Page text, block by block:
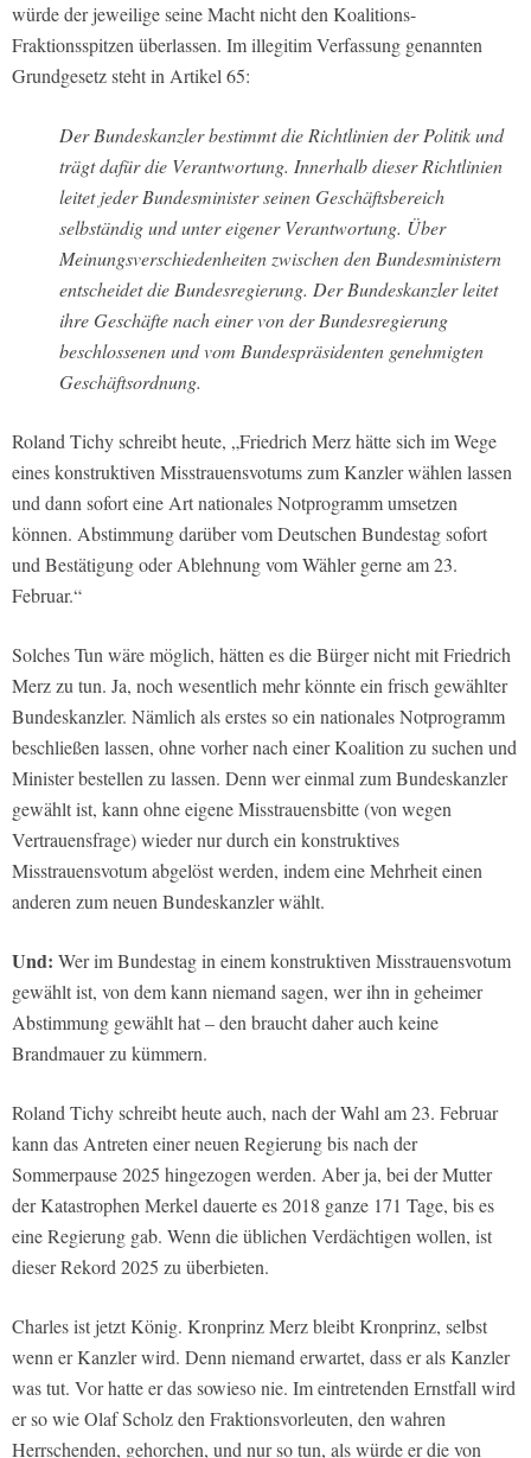
würde der jeweilige seine Macht nicht den Koalitions-
Fraktionsspitzen überlassen. Im illegitim Verfassung genannten
Grundgesetz steht in Artikel 65:
Der Bundeskanzler bestimmt die Richtlinien der Politik und
trägt dafür die Verantwortung. Innerhalb dieser Richtlinien
leitet jeder Bundesminister seinen Geschäftsbereich
selbständig und unter eigener Verantwortung. Über
Meinungsverschiedenheiten zwischen den Bundesministern
entscheidet die Bundesregierung. Der Bundeskanzler leitet
ihre Geschäfte nach einer von der Bundesregierung
beschlossenen und vom Bundespräsidenten genehmigten
Geschäftsordnung.
Roland Tichy schreibt heute, „Friedrich Merz hätte sich im Wege
eines konstruktiven Misstrauensvotums zum Kanzler wählen lassen
und dann sofort eine Art nationales Notprogramm umsetzen
können. Abstimmung darüber vom Deutschen Bundestag sofort
und Bestätigung oder Ablehnung vom Wähler gerne am 23.
Februar.“
Solches Tun wäre möglich, hätten es die Bürger nicht mit Friedrich
Merz zu tun. Ja, noch wesentlich mehr könnte ein frisch gewählter
Bundeskanzler. Nämlich als erstes so ein nationales Notprogramm
beschließen lassen, ohne vorher nach einer Koalition zu suchen und
Minister bestellen zu lassen. Denn wer einmal zum Bundeskanzler
gewählt ist, kann ohne eigene Misstrauensbitte (von wegen
Vertrauensfrage) wieder nur durch ein konstruktives
Misstrauensvotum abgelöst werden, indem eine Mehrheit einen
anderen zum neuen Bundeskanzler wählt.
Und: Wer im Bundestag in einem konstruktiven Misstrauensvotum
gewählt ist, von dem kann niemand sagen, wer ihn in geheimer
Abstimmung gewählt hat – den braucht daher auch keine
Brandmauer zu kümmern.
Roland Tichy schreibt heute auch, nach der Wahl am 23. Februar
kann das Antreten einer neuen Regierung bis nach der
Sommerpause 2025 hingezogen werden. Aber ja, bei der Mutter
der Katastrophen Merkel dauerte es 2018 ganze 171 Tage, bis es
eine Regierung gab. Wenn die üblichen Verdächtigen wollen, ist
dieser Rekord 2025 zu überbieten.
Charles ist jetzt König. Kronprinz Merz bleibt Kronprinz, selbst
wenn er Kanzler wird. Denn niemand erwartet, dass er als Kanzler
was tut. Vor hatte er das sowieso nie. Im eintretenden Ernstfall wird
er so wie Olaf Scholz den Fraktionsvorleuten, den wahren
Herrschenden, gehorchen, und nur so tun, als würde er die von